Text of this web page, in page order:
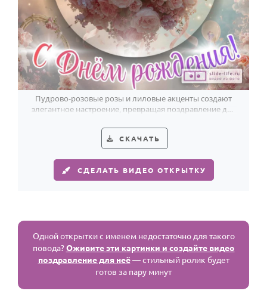
Пудрово-розовые розы и лиловые акценты создают
элегантное настроение, превращая поздравление для
СКАЧАТЬ
СДЕЛАТЬ ВИДЕО ОТКРЫТКУ
Одной открытки с именем недостаточно для такого
повода?Оживите эти картинки и создайте видео
поздравление для неё— стильный ролик будет
готов за пару минут